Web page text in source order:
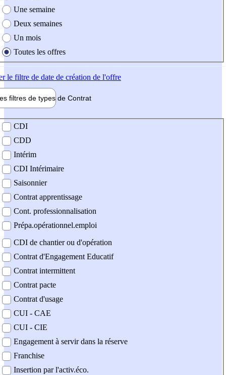
Une semaine
Deux semaines
Un mois
Toutes les offres
le filtre de date de création de l'offre
filtres de types de Contrat
contrat
CDI
CDD
Intérim
CDI Intérimaire
Saisonnier
Contrat apprentissage
Cont. professionnalisation
Prépa.opérationnel.emploi
CDI de chantier ou d'opération
Contrat d'Engagement Educatif
Contrat intermittent
Contrat pacte
Contrat d'usage
CUI - CAE
CUI - CIE
Engagement à servir dans la réserve
Franchise
Insertion par l'activ.éco.